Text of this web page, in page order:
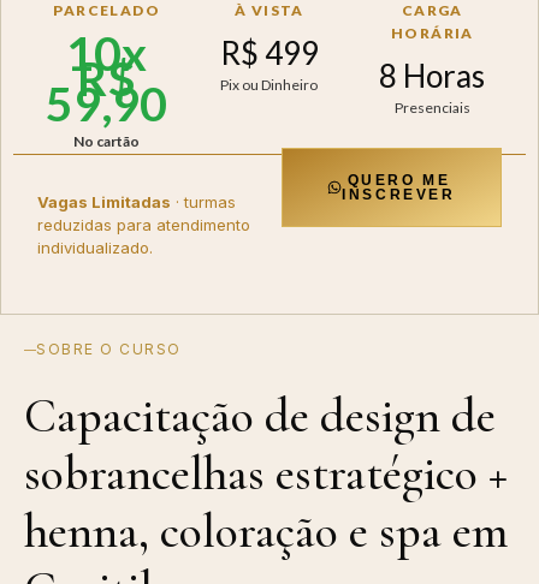
PARCELADO
10x
R$
59,90
No cartão
À VISTA
R$ 499
Pix ou Dinheiro
CARGA
HORÁRIA
8 Horas
Presenciais
Vagas Limitadas · turmas
reduzidas para atendimento
individualizado.
QUERO ME
INSCREVER
SOBRE O CURSO
Capacitação de design de
sobrancelhas estratégico +
henna, coloração e spa em